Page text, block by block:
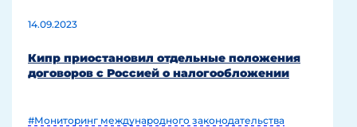
14.09.2023
Кипр приостановил отдельные положения
договоров с Россией о налогообложении
#Мониторинг международного законодательства